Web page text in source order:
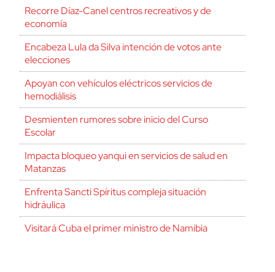
Recorre Díaz-Canel centros recreativos y de
economía
Encabeza Lula da Silva intención de votos ante
elecciones
Apoyan con vehículos eléctricos servicios de
hemodiálisis
Desmienten rumores sobre inicio del Curso
Escolar
Impacta bloqueo yanqui en servicios de salud en
Matanzas
Enfrenta Sancti Spíritus compleja situación
hidráulica
Visitará Cuba el primer ministro de Namibia